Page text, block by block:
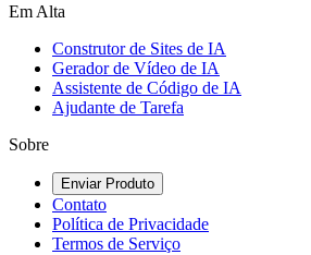
Em Alta
Construtor de Sites de IA
Gerador de Vídeo de IA
Assistente de Código de IA
Ajudante de Tarefa
Sobre
Enviar Produto
Contato
Política de Privacidade
Termos de Serviço